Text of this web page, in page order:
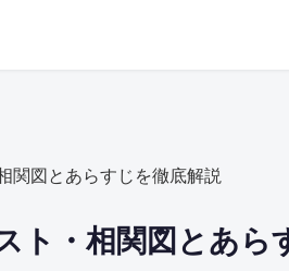
関図とあらすじを徹底解説
ト・相関図とあら